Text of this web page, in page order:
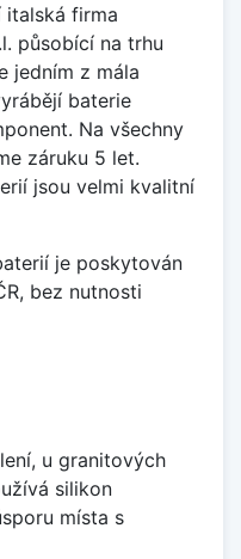
italská firma
působící na trhu
jedním z mála
baterie
Na všechny
záruku 5 let.
jsou velmi kvalitní
je poskytován
bez nutnosti
u granitových
silikon
místa s